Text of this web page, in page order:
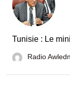
Tunisie : Le
Radio